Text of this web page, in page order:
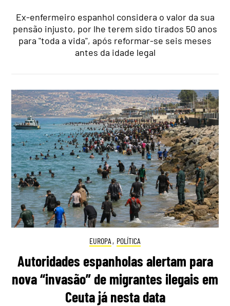
Ex-enfermeiro espanhol considera o valor da sua
pensão injusto, por lhe terem sido tirados 50 anos
para "toda a vida", após reformar-se seis meses
antes da idade legal
EUROPA , POLÍTICA
Autoridades espanholas alertam para
nova “invasão” de migrantes ilegais em
Ceuta já nesta data